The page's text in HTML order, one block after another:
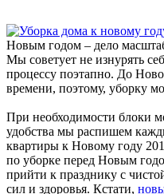
Новым годом – дело
Мы советует не изнурять
процессу поэтапно. До
времени, поэтому, уборку
При необходимости блоки
удобства мы распишем
квартиры к Новому году
по уборке перед Новым
прийти к празднику с
сил и здоровья. Кстати,